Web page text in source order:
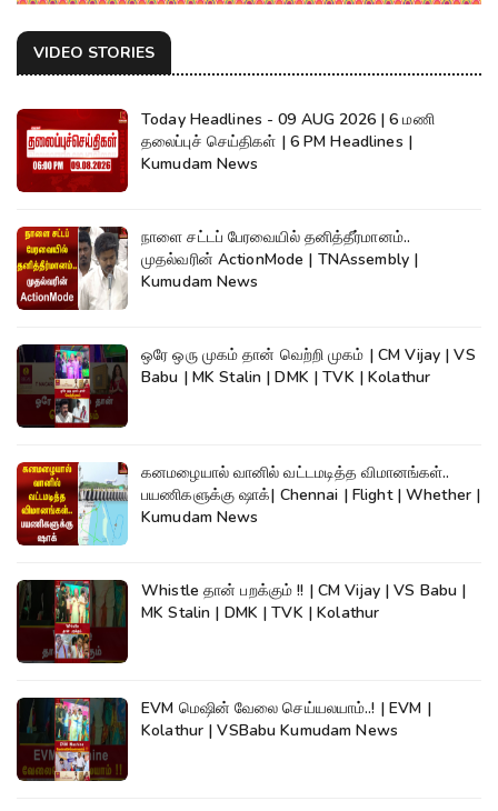
VIDEO STORIES
Today Headlines - 09 AUG 2026 | 6 மணி
தலைப்புச் செய்திகள் | 6 PM Headlines |
Kumudam News
நாளை சட்டப் பேரவையில் தனித்தீர்மானம்..
முதல்வரின் ActionMode | TNAssembly |
Kumudam News
ஒரே ஒரு முகம் தான் வெற்றி முகம் | CM Vijay | VS
Babu | MK Stalin | DMK | TVK | Kolathur
கனமழையால் வானில் வட்டமடித்த விமானங்கள்..
பயணிகளுக்கு ஷாக்| Chennai | Flight | Whether |
Kumudam News
Whistle தான் பறக்கும் !! | CM Vijay | VS Babu |
MK Stalin | DMK | TVK | Kolathur
EVM மெஷின் வேலை செய்யலயாம்..! | EVM |
Kolathur | VSBabu Kumudam News